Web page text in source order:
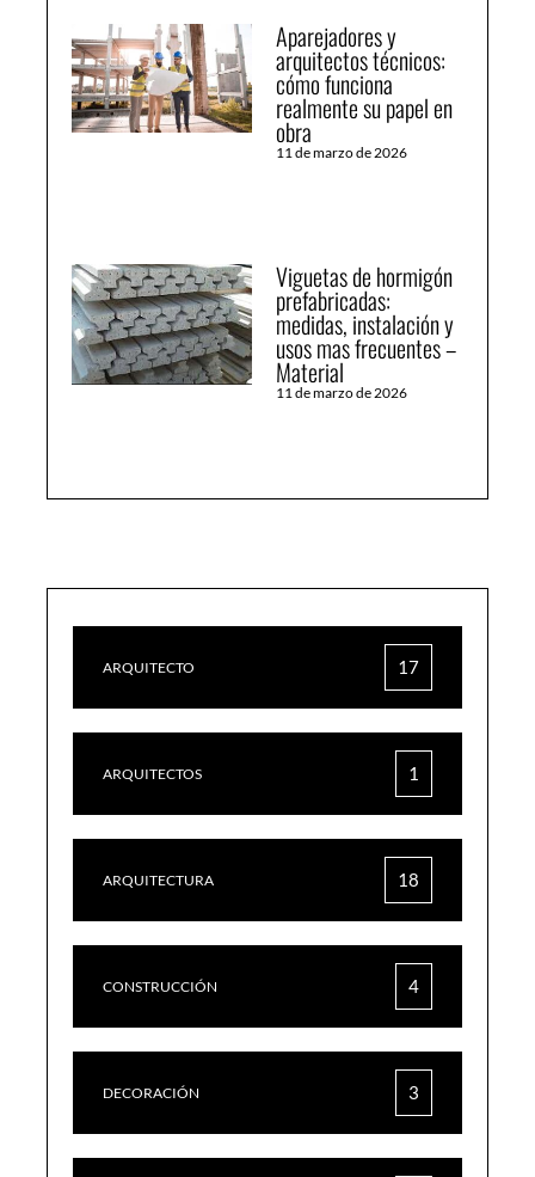
Aparejadores y
arquitectos técnicos:
cómo funciona
realmente su papel en
obra
11 de marzo de 2026
Viguetas de hormigón
prefabricadas:
medidas, instalación y
usos mas frecuentes –
Material
11 de marzo de 2026
ARQUITECTO 17
ARQUITECTOS 1
ARQUITECTURA 18
CONSTRUCCIÓN 4
DECORACIÓN 3